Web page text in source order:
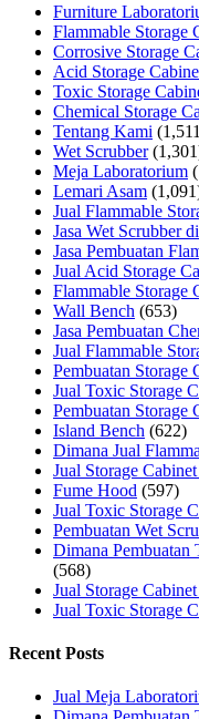
Furniture
Flammable Storage
Corrosive Storage
Acid Storage
Toxic Storage
Chemical Storage
Tentang Kami
Wet Scrubber
Meja Laboratorium
Lemari Asam
Jual Flammable
Jasa Wet Scrubber
Jasa Pembuatan
Jual Acid Storage
Flammable Storage
Wall Bench (653)
Jasa Pembuatan
Jual Flammable
Pembuatan Storage
Jual Toxic Storage
Pembuatan Storage
Island Bench (622)
Dimana Jual
Jual Storage
Fume Hood (597)
Jual Toxic Storage
Pembuatan Wet
Dimana Pembuatan
(568)
Jual Storage
Jual Toxic Storage
Recent Posts
Jual Meja